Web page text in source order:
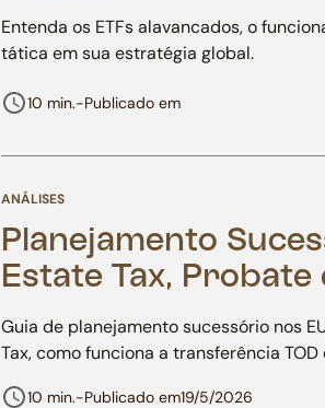
Entenda os ETFs alavancados, o
tática em sua estratégia global.
10 min.-Publicado em
ANÁLISES
Planejamento
Estate Tax,
Guia de planejamento sucessório nos
Tax, como funciona a transferência
10 min.-Publicado em19/5/2026